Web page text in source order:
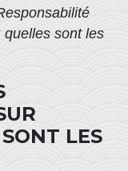
sont les
LES